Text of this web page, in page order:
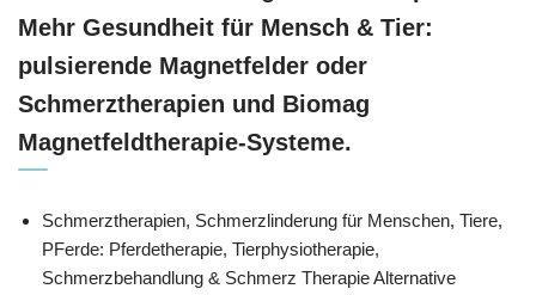
Mehr Gesundheit für Mensch & Tier:
pulsierende Magnetfelder oder
Schmerztherapien und Biomag
Magnetfeldtherapie-Systeme.
Schmerztherapien, Schmerzlinderung für Menschen, Tiere,
PFerde: Pferdetherapie, Tierphysiotherapie,
Schmerzbehandlung & Schmerz Therapie Alternative